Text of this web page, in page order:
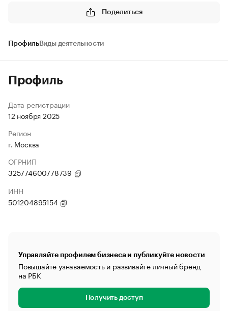
Поделиться
ПрофильВиды деятельности
Профиль
Дата регистрации
12 ноября 2025
Регион
г. Москва
ОГРНИП
325774600778739
ИНН
501204895154
Управляйте профилем бизнеса и публикуйте новости
Повышайте узнаваемость и развивайте личный бренд
на РБК
Получить доступ